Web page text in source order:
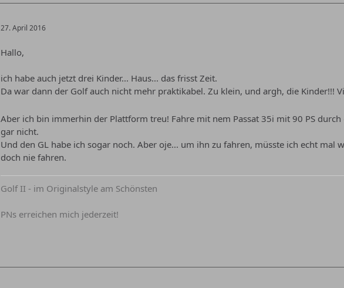
27. April 2016
Hallo,
ich habe auch jetzt drei Kinder... Haus... das frisst Zeit.
Da war dann der Golf auch nicht mehr praktikabel. Zu klein, und argh, die Kinder!!!
Aber ich bin immerhin der Plattform treu! Fahre mit nem Passat 35i mit 90 PS
gar nicht.
Und den GL habe ich sogar noch. Aber oje... um ihn zu fahren, müsste ich echt
doch nie fahren.
Golf II - im Originalstyle am Schönsten
PNs erreichen mich jederzeit!